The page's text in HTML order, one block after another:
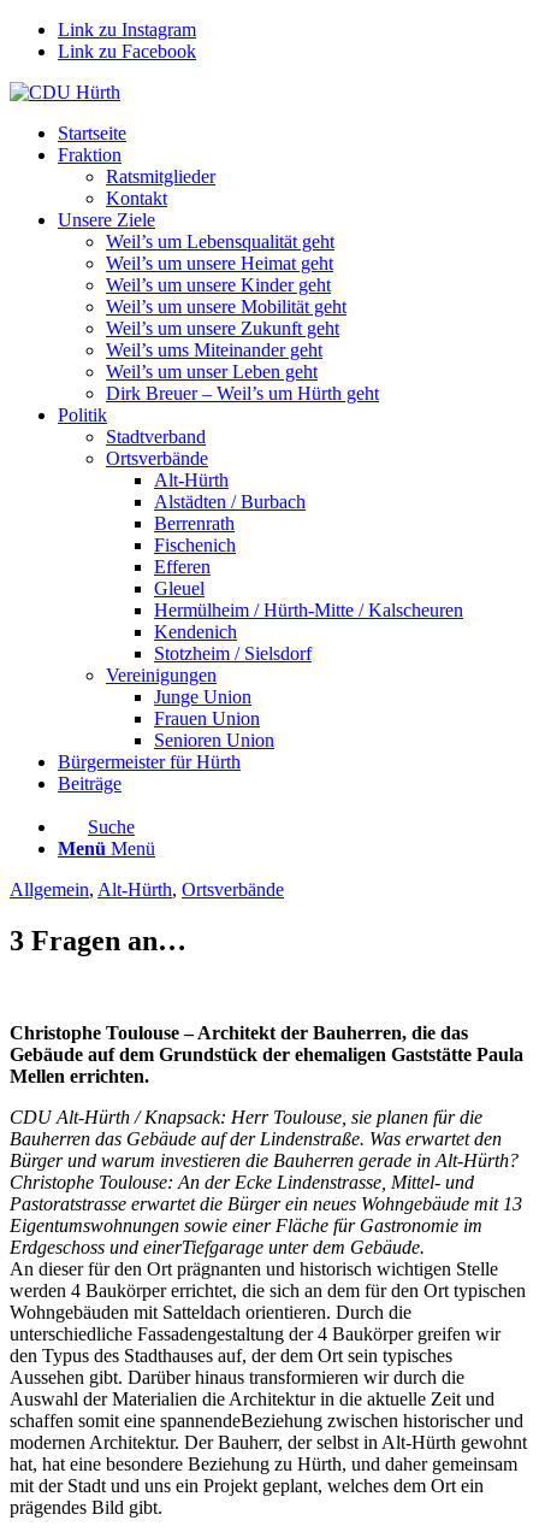
Link zu Instagram
Link zu Facebook
Startseite
Fraktion
Ratsmitglieder
Kontakt
Unsere Ziele
Weil’s um Lebensqualität geht
Weil’s um unsere Heimat geht
Weil’s um unsere Kinder geht
Weil’s um unsere Mobilität geht
Weil’s um unsere Zukunft geht
Weil’s ums Miteinander geht
Weil’s um unser Leben geht
Dirk Breuer – Weil’s um Hürth geht
Politik
Stadtverband
Ortsverbände
Alt-Hürth
Alstädten / Burbach
Berrenrath
Fischenich
Efferen
Gleuel
Hermülheim / Hürth-Mitte / Kalscheuren
Kendenich
Stotzheim / Sielsdorf
Vereinigungen
Junge Union
Frauen Union
Senioren Union
Bürgermeister für Hürth
Beiträge
Suche
Menü Menü
Allgemein, Alt-Hürth, Ortsverbände
3 Fragen an…
Christophe Toulouse – Architekt der Bauherren, die das
Gebäude auf dem Grundstück der ehemaligen Gaststätte Paula
Mellen errichten.
CDU Alt-Hürth / Knapsack: Herr Toulouse, sie planen für die
Bauherren das Gebäude auf der Lindenstraße. Was erwartet den
Bürger und warum investieren die Bauherren gerade in Alt-Hürth?
Christophe Toulouse: An der Ecke Lindenstrasse, Mittel- und
Pastoratstrasse erwartet die Bürger ein neues Wohngebäude mit 13
Eigentumswohnungen sowie einer Fläche für Gastronomie im
Erdgeschoss und einerTiefgarage unter dem Gebäude.
An dieser für den Ort prägnanten und historisch wichtigen Stelle
werden 4 Baukörper errichtet, die sich an dem für den Ort typischen
Wohngebäuden mit Satteldach orientieren. Durch die
unterschiedliche Fassadengestaltung der 4 Baukörper greifen wir
den Typus des Stadthauses auf, der dem Ort sein typisches
Aussehen gibt. Darüber hinaus transformieren wir durch die
Auswahl der Materialien die Architektur in die aktuelle Zeit und
schaffen somit eine spannendeBeziehung zwischen historischer und
modernen Architektur. Der Bauherr, der selbst in Alt-Hürth gewohnt
hat, hat eine besondere Beziehung zu Hürth, und daher gemeinsam
mit der Stadt und uns ein Projekt geplant, welches dem Ort ein
prägendes Bild gibt.